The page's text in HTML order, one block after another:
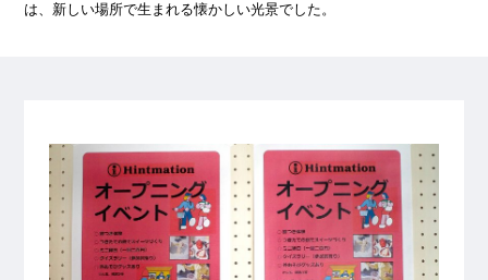
は、新しい場所で生まれる懐かしい光景でした。